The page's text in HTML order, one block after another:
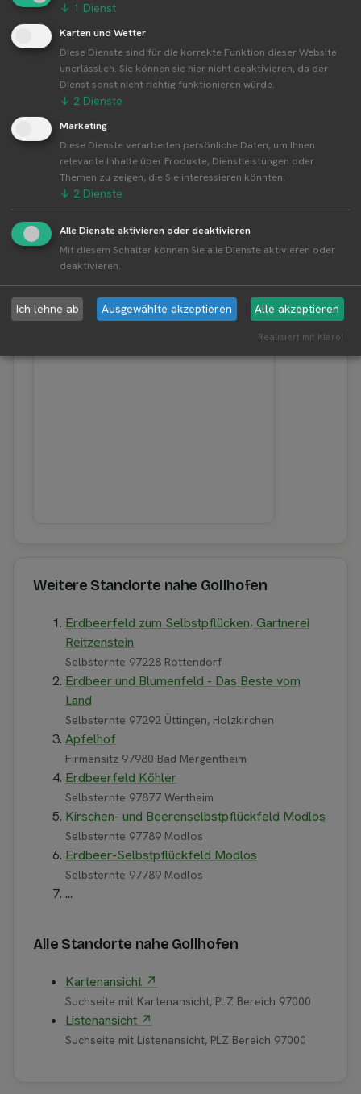
Hof Kuhn betreibt 20 Standorte
Alle Standorte von Hof Kuhn↗
Kompakte Übersicht aller Standorte inkl.
Firmensitz von Hof Kuhn in einer Karte und als
Liste amzeigen.
Aktuelle Infos zur Region 97258
Gollhofen
Erntewetter für Gollhofen
Aktuelles Wetter in der Umgebung von Gollhofen
Weitere Standorte nahe Gollhofen
Erdbeerfeld zum Selbstpflücken, Gartnerei
Reitzenstein
Selbsternte 97228 Rottendorf
Erdbeer und Blumenfeld - Das Beste vom
Land
Selbsternte 97292 Üttingen, Holzkirchen
Apfelhof
Firmensitz 97980 Bad Mergentheim
Erdbeerfeld Köhler
Selbsternte 97877 Wertheim
Kirschen- und Beerenselbstpflückfeld Modlos
Selbsternte 97789 Modlos
Erdbeer-Selbstpflückfeld Modlos
Selbsternte 97789 Modlos
...
Alle Standorte nahe Gollhofen
Kartenansicht ↗
Suchseite mit Kartenansicht, PLZ Bereich 97000
Listenansicht ↗
Suchseite mit Listenansicht, PLZ Bereich 97000
↓ 1 Dienst
Karten und Wetter
Diese Dienste sind für die korrekte Funktion dieser Website
unerlässlich. Sie können sie hier nicht deaktivieren, da der
Dienst sonst nicht richtig funktionieren würde.
↓ 2 Dienste
Marketing
Diese Dienste verarbeiten persönliche Daten, um Ihnen
relevante Inhalte über Produkte, Dienstleistungen oder
Themen zu zeigen, die Sie interessieren könnten.
↓ 2 Dienste
Alle Dienste aktivieren oder deaktivieren
Mit diesem Schalter können Sie alle Dienste aktivieren oder
deaktivieren.
Ich lehne ab Ausgewählte akzeptieren Alle akzeptieren
Realisiert mit Klaro!